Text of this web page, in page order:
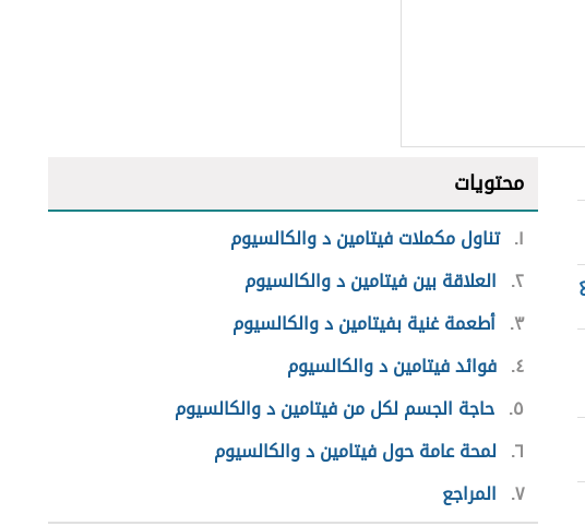
محتويات
١ تناول مكملات فيتامين د والكالسيوم
٢ العلاقة بين فيتامين د والكالسيوم
٣ أطعمة غنية بفيتامين د والكالسيوم
٤ فوائد فيتامين د والكالسيوم
٥ حاجة الجسم لكل من فيتامين د والكالسيوم
٦ لمحة عامة حول فيتامين د والكالسيوم
٧ المراجع